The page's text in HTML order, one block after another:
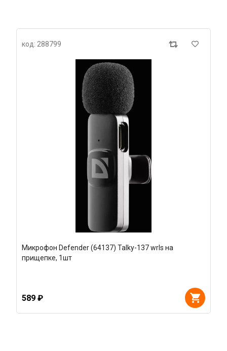
код: 288799
Микрофон Defender (64137) Talky-137 wrls на
прищепке, 1шт
589 ₽